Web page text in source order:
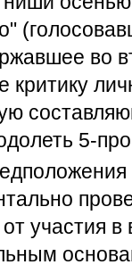
во
критику
5-
участия